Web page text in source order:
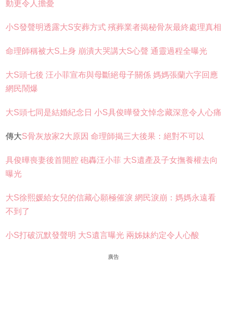
動更令人擔憂
小S發聲明透露大S安葬方式 殯葬業者揭秘骨灰最終處理真相
命理師稱被大S上身 崩潰大哭講大S心聲 通靈過程全曝光
大S頭七後 汪小菲宣布與母斷絕母子關係 媽媽張蘭六字回應
網民鬧爆
大S頭七同是結婚紀念日 小S具俊曄發文悼念藏深意令人心痛
傳大S骨灰放家2大原因 命理師揭三大後果：絕對不可以
具俊曄喪妻後首開腔 砲轟汪小菲 大S遺產及子女撫養權去向
曝光
大S徐熙媛給女兒的信藏心願極催淚 網民淚崩：媽媽永遠看
不到了
小S打破沉默發聲明 大S遺言曝光 兩姊妹約定令人心酸
廣告